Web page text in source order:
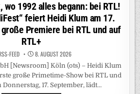
wo 1992 alles begann: bei RTL!
feiert Heidi Klum am 17.
Premiere bei RTL und auf
RTL+
FEED 8. AUGUST 2026
[Newsroom] Köln (ots) – Heidi Klum
große Primetime-Show bei RTL und
Donnerstag, 17. September, lädt…